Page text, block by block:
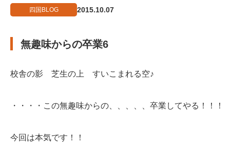
四国BLOG 2015.10.07
無趣味からの卒業6
校舎の影 芝生の上 すいこまれる空♪
・・・・この無趣味からの、、、、、卒業してやる！！！
今回は本気です！！